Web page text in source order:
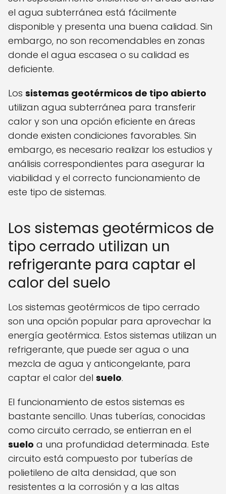
el agua subterránea está fácilmente
disponible y presenta una buena calidad. Sin
embargo, no son recomendables en zonas
donde el agua escasea o su calidad es
deficiente.
Los sistemas geotérmicos de tipo abierto
utilizan agua subterránea para transferir
calor y son una opción eficiente en áreas
donde existen condiciones favorables. Sin
embargo, es necesario realizar los estudios y
análisis correspondientes para asegurar la
viabilidad y el correcto funcionamiento de
este tipo de sistemas.
Los sistemas geotérmicos de
tipo cerrado utilizan un
refrigerante para captar el
calor del suelo
Los sistemas geotérmicos de tipo cerrado
son una opción popular para aprovechar la
energía geotérmica. Estos sistemas utilizan un
refrigerante, que puede ser agua o una
mezcla de agua y anticongelante, para
captar el calor del suelo.
El funcionamiento de estos sistemas es
bastante sencillo. Unas tuberías, conocidas
como circuito cerrado, se entierran en el
suelo a una profundidad determinada. Este
circuito está compuesto por tuberías de
polietileno de alta densidad, que son
resistentes a la corrosión y a las altas